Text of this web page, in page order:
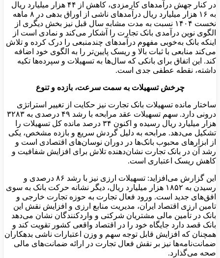
در کنار جهش درآمدهای کارمزدی، کاهش از ۴۴ هزار میلیارد ریال
به ۱۶ هزار میلیارد ریال درآمدهای ناشی از اوراق بدهی در ۸ ماهه
نخست ۱۴۰۴ نسبت به مدت مشابه سال قبل نیز بخش دیگری از
الگوی نوین درآمدی بانک تجارت را آشکار می‌کند و نمادی است از
اینکه بانک به‌خوبی مفهوم درآمدهای چندمنبعی را درک کرده و تلاش
می‌کند منابعی با ثبات بالا و ریسک پایین‌تر را به الگوی خود اضافه
کند. این اتفاق برای بانکی که سال‌ها به تسهیلات و سپرده‌ها تکیه
داشته، نقطه عطفی جدی است.
چرخش تسهیلات به سمت سرعت، بازده و تنوع
ساختار مانده تسهیلات بانک تجارت نیز حکایت از تغییر استراتژی
درونی دارد. سهم تسهیلات عقد مرابحه با رشد ۴۹ درصدی به ۳۲۸۳
هزار میلیارد ریال رسیده و اکنون ۳۴ درصد مانده کل تسهیلات را
تشکیل می‌دهد. مرابحه به دلیل گردش سریع و بازده مشخص، یکی
از ابزارهای محبوب بانک‌ها در دوران نوسان‌های اقتصادی است و
رشد آن در بانک تجارت نشان‌دهنده تلاش برای افزایش شفافیت و
کاهش ریسک اعتباری است.
این گزارش می‌افزاید: تسهیلات ارزی نیز با رشد ۸۶ درصدی و
رسیدن به ۱۸۵۲ هزار میلیارد ریال، دیگر نشانه حرکت بانک به سوی
افق‌های جدید است. ورود فعال تجارت به حوزه تجارت خارجی و
تامین ارزی اقتصاد ایران، مدیریت منابع ارزی و افزایش نقش این
بانک در تأمین مالی مشتریان شرکتی و واردکنندگان نشان می‌دهد
بانک قصد دارد جایگاه خود را در اقتصاد واقعی کشور تقویت کند و
همچنان که افزایش قابل توجه سهم و وزن اعتبارات ناشی بدهکاران
ضمانت‌نامه‌ها نیز بر نقش فعال تجارت در ارائه ضمانت‌های مالی
صحه می‌گذارد.